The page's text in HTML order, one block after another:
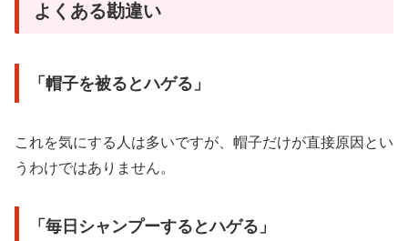
よくある勘違い
「帽子を被るとハゲる」
これを気にする人は多いですが、帽子だけが直接原因とい
うわけではありません。
「毎日シャンプーするとハゲる」